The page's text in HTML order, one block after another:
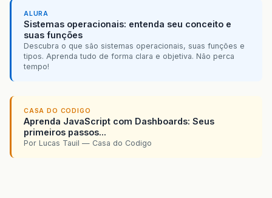
ALURA
Sistemas operacionais: entenda seu conceito e
suas funções
Descubra o que são sistemas operacionais, suas funções e
tipos. Aprenda tudo de forma clara e objetiva. Não perca
tempo!
CASA DO CODIGO
Aprenda JavaScript com Dashboards: Seus
primeiros passos...
Por Lucas Tauil — Casa do Codigo